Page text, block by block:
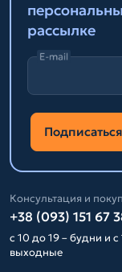
рассылке
E-mail
Подписаться
Консультация и
+38 (093) 151 67
с 10 до 19 – будни и с
выходные